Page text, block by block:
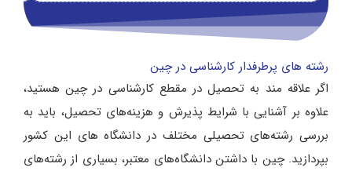
رشته های پرطرفدار کارشناسی در چین
اگر علاقه مند به تحصیل در مقطع کارشناسی در چین هستید،
علاوه بر آشنایی با شرایط پذیرش و هزینه‌های تحصیل، باید به
بررسی رشته‌های تحصیلی مختلف در دانشگاه های این کشور
بپردازید. چین با داشتن دانشگاه‌های معتبر، بسیاری از رشته‌های